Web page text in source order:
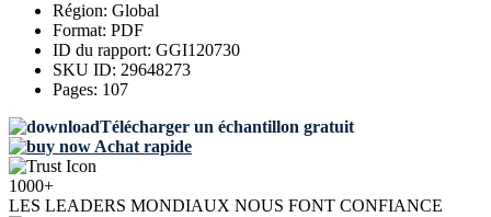
Région: Global
Format: PDF
ID du rapport: GGI120730
SKU ID: 29648273
Pages: 107
Télécharger un échantillon gratuit
Achat rapide
1000+
LES LEADERS MONDIAUX NOUS FONT CONFIANCE